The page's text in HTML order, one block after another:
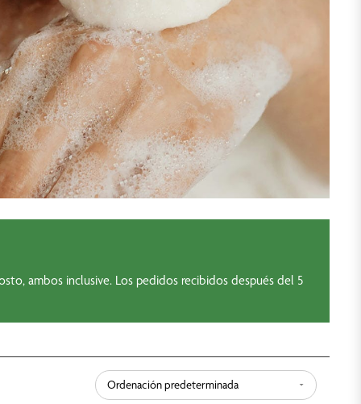
ambos inclusive. Los pedidos recibidos después del 5